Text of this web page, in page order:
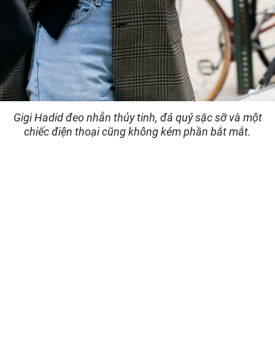
Gigi Hadid đeo nhẫn thủy tinh, đá quý sặc sỡ và một
chiếc điện thoại cũng không kém phần bắt mắt.